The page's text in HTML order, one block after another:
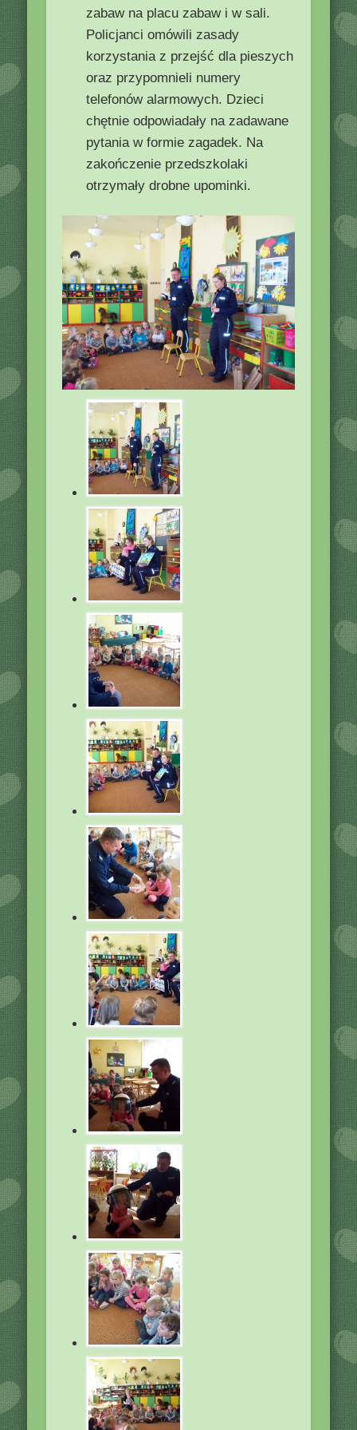
zabaw na placu zabaw i w sali.
Policjanci omówili zasady
korzystania z przejść dla pieszych
oraz przypomnieli numery
telefonów alarmowych. Dzieci
chętnie odpowiadały na zadawane
pytania w formie zagadek. Na
zakończenie przedszkolaki
otrzymały drobne upominki.